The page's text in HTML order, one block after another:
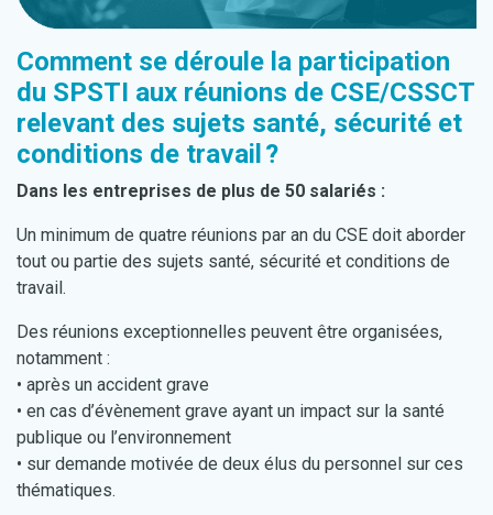
Comment se déroule la participation
du SPSTI aux réunions de CSE/CSSCT
relevant des sujets santé, sécurité et
conditions de travail ?
Dans les entreprises de plus de 50 salariés :
Un minimum de quatre réunions par an du CSE doit aborder
tout ou partie des sujets santé, sécurité et conditions de
travail.
Des réunions exceptionnelles peuvent être organisées,
notamment :
• après un accident grave
• en cas d’évènement grave ayant un impact sur la santé
publique ou l’environnement
• sur demande motivée de deux élus du personnel sur ces
thématiques.